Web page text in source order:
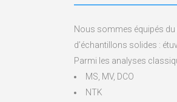
Nous sommes équipés
d’échantillons solides :
Parmi les analyses
MS, MV, DCO
NTK